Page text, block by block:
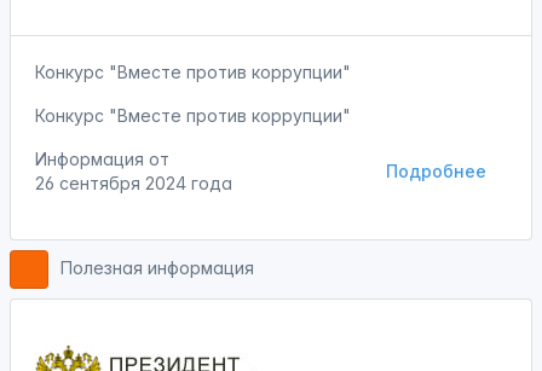
Конкурс "Вместе против коррупции"
Конкурс "Вместе против коррупции"
Подробнее
Информация от
26 сентября 2024 года
Полезная информация